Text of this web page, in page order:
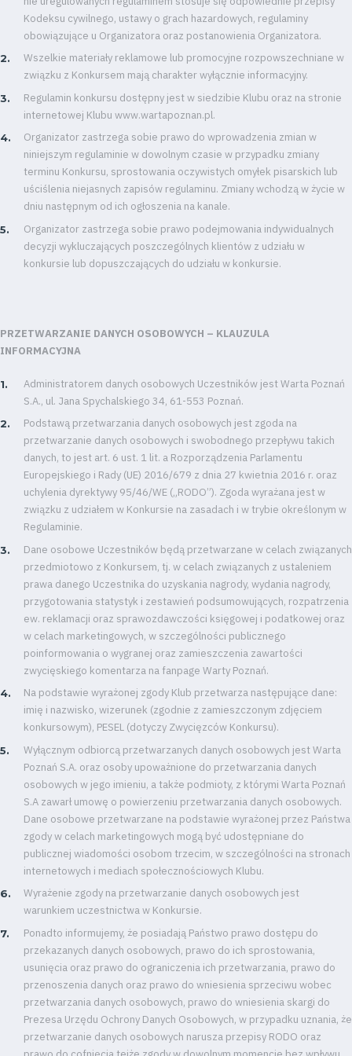
Energy
saving
mode
Accessibility
SEARCH
FOR:
Club
Table
and
Kodeksu cywilnego, ustawy o grach hazardowych, regulaminy
obowiązujące u Organizatora oraz postanowienia Organizatora.
Wszelkie materiały reklamowe lub promocyjne rozpowszechniane w
związku z Konkursem mają charakter wyłącznie informacyjny.
Regulamin konkursu dostępny jest w siedzibie Klubu oraz na stronie
internetowej Klubu www.wartapoznan.pl.
Organizator zastrzega sobie prawo do wprowadzenia zmian w
niniejszym regulaminie w dowolnym czasie w przypadku zmiany
terminu Konkursu, sprostowania oczywistych omyłek pisarskich lub
uściślenia niejasnych zapisów regulaminu. Zmiany wchodzą w życie w
dniu następnym od ich ogłoszenia na kanale.
Organizator zastrzega sobie prawo podejmowania indywidualnych
decyzji wykluczających poszczególnych klientów z udziału w
konkursie lub dopuszczających do udziału w konkursie.
PRZETWARZANIE DANYCH OSOBOWYCH – KLAUZULA
INFORMACYJNA
Administratorem danych osobowych Uczestników jest Warta Poznań
S.A., ul. Jana Spychalskiego 34, 61-553 Poznań.
Podstawą przetwarzania danych osobowych jest zgoda na
przetwarzanie danych osobowych i swobodnego przepływu takich
danych, to jest art. 6 ust. 1 lit. a Rozporządzenia Parlamentu
Europejskiego i Rady (UE) 2016/679 z dnia 27 kwietnia 2016 r. oraz
uchylenia dyrektywy 95/46/WE („RODO”). Zgoda wyrażana jest w
związku z udziałem w Konkursie na zasadach i w trybie określonym w
Regulaminie.
Dane osobowe Uczestników będą przetwarzane w celach związanych
przedmiotowo z Konkursem, tj. w celach związanych z ustaleniem
prawa danego Uczestnika do uzyskania nagrody, wydania nagrody,
przygotowania statystyk i zestawień podsumowujących, rozpatrzenia
ew. reklamacji oraz sprawozdawczości księgowej i podatkowej oraz
w celach marketingowych, w szczególności publicznego
poinformowania o wygranej oraz zamieszczenia zawartości
zwycięskiego komentarza na fanpage Warty Poznań.
Na podstawie wyrażonej zgody Klub przetwarza następujące dane:
imię i nazwisko, wizerunek (zgodnie z zamieszczonym zdjęciem
konkursowym), PESEL (dotyczy Zwycięzców Konkursu).
Wyłącznym odbiorcą przetwarzanych danych osobowych jest Warta
Poznań S.A. oraz osoby upoważnione do przetwarzania danych
osobowych w jego imieniu, a także podmioty, z którymi Warta Poznań
S.A zawarł umowę o powierzeniu przetwarzania danych osobowych.
Dane osobowe przetwarzane na podstawie wyrażonej przez Państwa
zgody w celach marketingowych mogą być udostępniane do
publicznej wiadomości osobom trzecim, w szczególności na stronach
internetowych i mediach społecznościowych Klubu.
Wyrażenie zgody na przetwarzanie danych osobowych jest
warunkiem uczestnictwa w Konkursie.
Ponadto informujemy, że posiadają Państwo prawo dostępu do
przekazanych danych osobowych, prawo do ich sprostowania,
usunięcia oraz prawo do ograniczenia ich przetwarzania, prawo do
przenoszenia danych oraz prawo do wniesienia sprzeciwu wobec
przetwarzania danych osobowych, prawo do wniesienia skargi do
Prezesa Urzędu Ochrony Danych Osobowych, w przypadku uznania, że
przetwarzanie danych osobowych narusza przepisy RODO oraz